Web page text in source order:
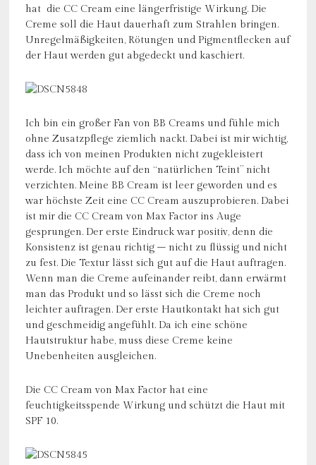
hat die CC Cream eine längerfristige Wirkung. Die
Creme soll die Haut dauerhaft zum Strahlen bringen.
Unregelmäßigkeiten, Rötungen und Pigmentflecken auf
der Haut werden gut abgedeckt und kaschiert.
Ich bin ein großer Fan von BB Creams und fühle mich
ohne Zusatzpflege ziemlich nackt. Dabei ist mir wichtig,
dass ich von meinen Produkten nicht zugekleistert
werde. Ich möchte auf den “natürlichen Teint” nicht
verzichten. Meine BB Cream ist leer geworden und es
war höchste Zeit eine CC Cream auszuprobieren. Dabei
ist mir die CC Cream von Max Factor ins Auge
gesprungen. Der erste Eindruck war positiv, denn die
Konsistenz ist genau richtig – nicht zu flüssig und nicht
zu fest. Die Textur lässt sich gut auf die Haut auftragen.
Wenn man die Creme aufeinander reibt, dann erwärmt
man das Produkt und so lässt sich die Creme noch
leichter auftragen. Der erste Hautkontakt hat sich gut
und geschmeidig angefühlt. Da ich eine schöne
Hautstruktur habe, muss diese Creme keine
Unebenheiten ausgleichen.
Die CC Cream von Max Factor hat eine
feuchtigkeitsspende Wirkung und schützt die Haut mit
SPF 10.